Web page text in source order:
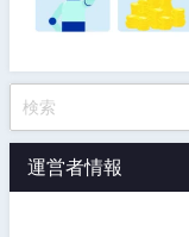
運営者情報